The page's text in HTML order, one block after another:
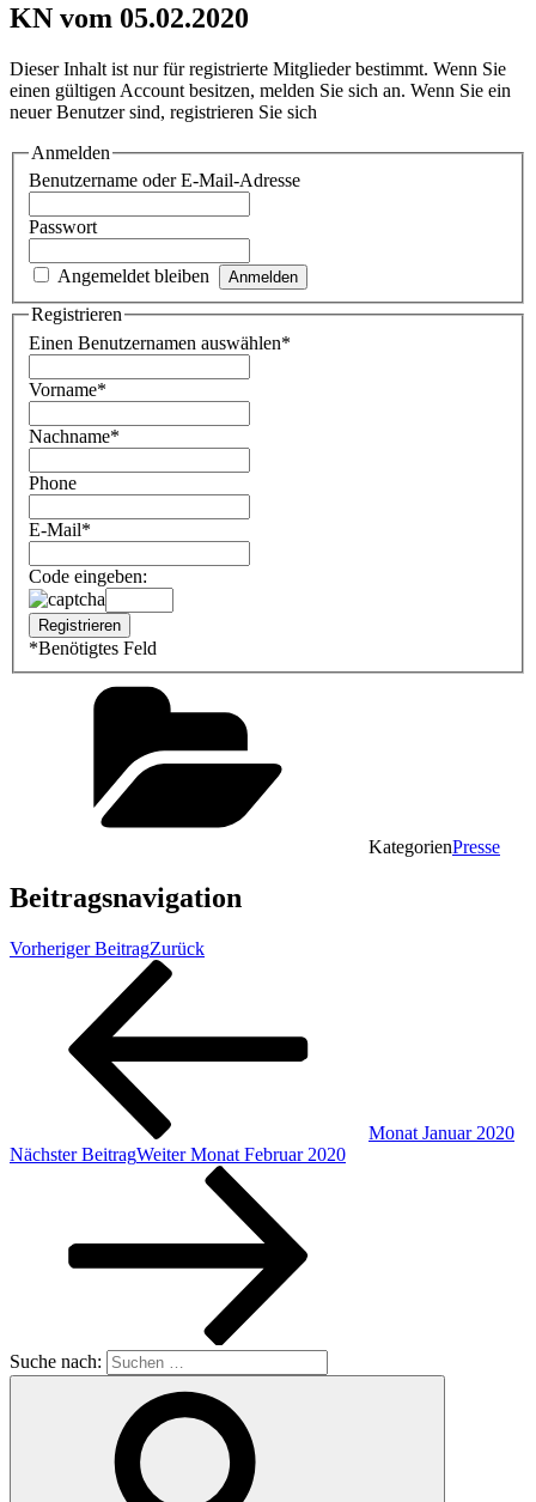
KN vom 05.02.2020
Dieser Inhalt ist nur für registrierte Mitglieder bestimmt. Wenn Sie
einen gültigen Account besitzen, melden Sie sich an. Wenn Sie ein
neuer Benutzer sind, registrieren Sie sich
Anmelden
Benutzername oder E-Mail-Adresse
Passwort
Angemeldet bleiben
Registrieren
Einen Benutzernamen auswählen*
Vorname*
Nachname*
Phone
E-Mail*
Code eingeben:
*Benötigtes Feld
KategorienPresse
Beitragsnavigation
Vorheriger BeitragZurück
Monat Januar 2020
Nächster BeitragWeiter Monat Februar 2020
Suche nach: